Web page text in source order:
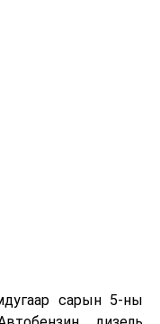
сарын 5-ны